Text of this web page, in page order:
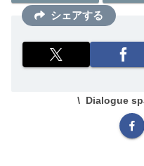
シェアする
Dialogue